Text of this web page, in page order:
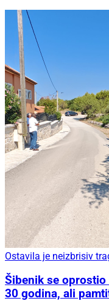
Ostavila je neizbrisiv
Šibenik se oprostio
30 godina, ali